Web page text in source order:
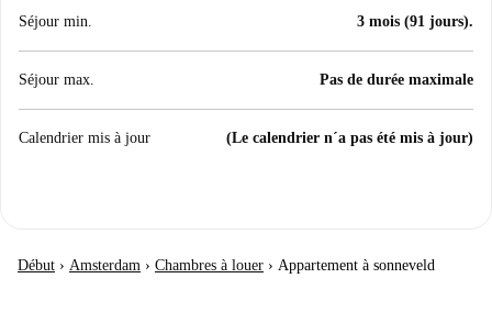
Séjour min. 3 mois (91 jours).
Séjour max. Pas de durée maximale
Calendrier mis à jour (Le calendrier n´a pas été mis à jour)
Début › Amsterdam › Chambres à louer › Appartement à sonneveld